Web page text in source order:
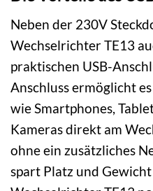
Neben der 230V
Wechselrichter TE13
praktischen USB-
Anschluss ermöglicht
wie Smartphones,
Kameras direkt am
ohne ein zusätzliches
spart Platz und